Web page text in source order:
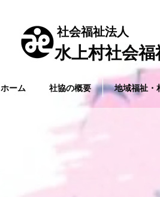
社会福祉法人
水上村社会福
ホーム 社協の概要 地域福祉・